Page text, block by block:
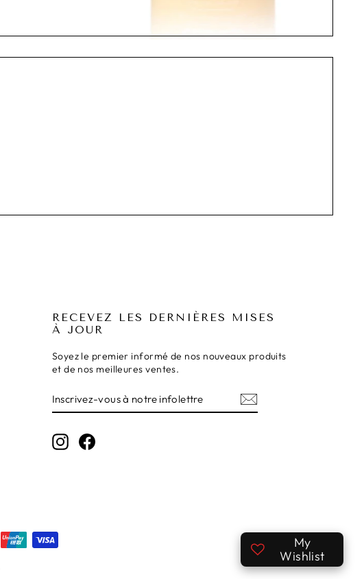
RECEVEZ LES DERNIÈRES MISES
À JOUR
Soyez le premier informé de nos nouveaux produits
et de nos meilleures ventes.
VOUS
NOTRE
INFOLETTRE
InstagramFacebook
My
Wishlist